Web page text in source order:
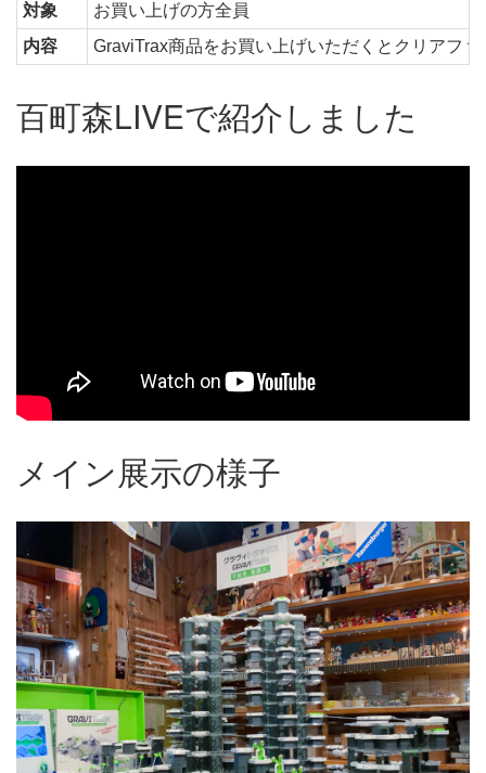
対象
お買い上げの方全員
内容
GraviTrax商品をお買い上げいただくとクリアフ
百町森LIVEで紹介しました
メイン展示の様子